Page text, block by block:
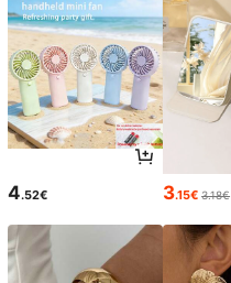
4.52€ 3.15€ 3.18€